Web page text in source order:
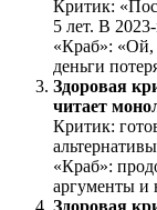
Критик:
5 лет. В
«Краб»: «Ой,
деньги
Здоровая
читает
Критик:
«Краб»:
аргументы и